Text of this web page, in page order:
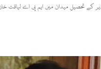
کے تحصیل میدان میں ایم پی اے لیاقت